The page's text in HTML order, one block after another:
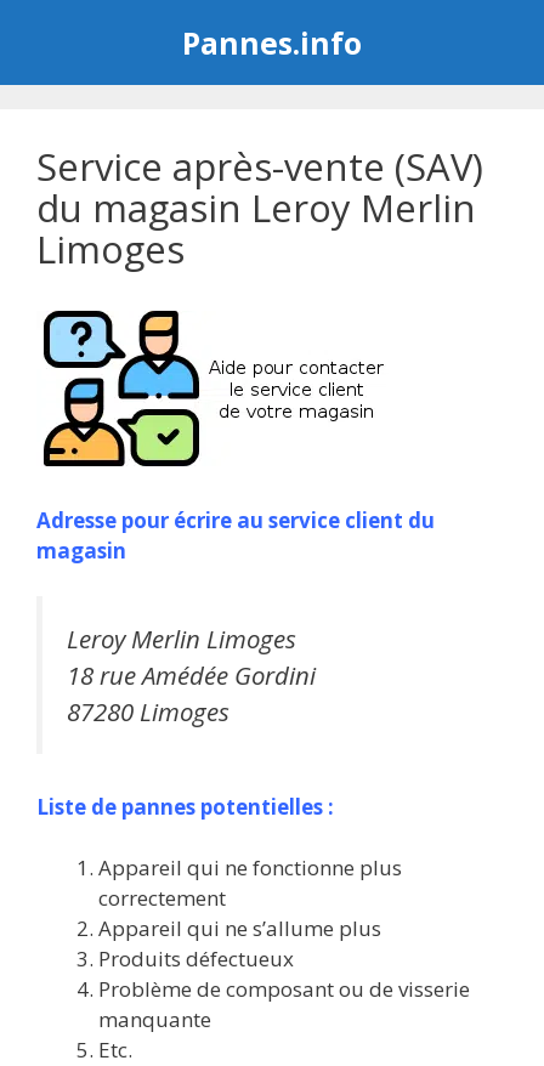
Pannes.info
Service après-vente (SAV)
du magasin Leroy Merlin
Limoges
Adresse pour écrire au service client du
magasin
Leroy Merlin Limoges
18 rue Amédée Gordini
87280 Limoges
Liste de pannes potentielles :
Appareil qui ne fonctionne plus
correctement
Appareil qui ne s’allume plus
Produits défectueux
Problème de composant ou de visserie
manquante
Etc.